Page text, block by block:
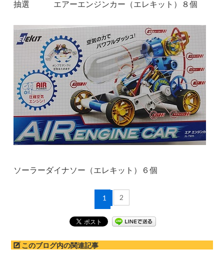
抽選 エアーエンジンカー（エレキット）８個
ソーラーダイナソー（エレキット）６個
1 2
このブログ内の関連記事